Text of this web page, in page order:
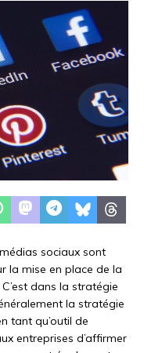
sociaux sont
la mise en place de la
dans la stratégie
la stratégie
tant qu’outil de
entreprises d’affirmer